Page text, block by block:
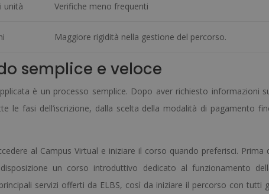
unità Verifiche meno frequenti
Maggiore rigidità nella gestione del percorso.
semplice e veloce
è un processo semplice. Dopo aver richiesto informazioni
le fasi dell’iscrizione, dalla scelta della modalità di pagamento
al Campus Virtual e iniziare il corso quando preferisci. Prima
un corso introduttivo dedicato al funzionamento
servizi offerti da ELBS, così da iniziare il percorso con tutti